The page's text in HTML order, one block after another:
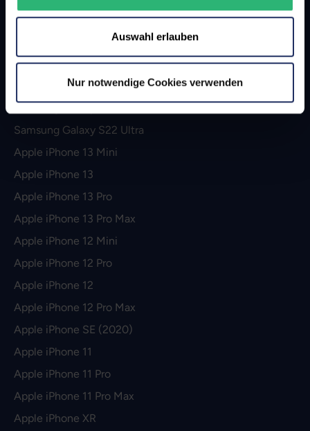
Auswahl erlauben
Nur notwendige Cookies verwenden
Apple iPhone 14 Pro
Apple iPhone 14 Pro Max
Apple iPhone SE (2022)
Samsung Galaxy S22
Samsung Galaxy S22 Plus
Samsung Galaxy S22 Ultra
Apple iPhone 13 Mini
Apple iPhone 13
Apple iPhone 13 Pro
Apple iPhone 13 Pro Max
Apple iPhone 12 Mini
Apple iPhone 12 Pro
Apple iPhone 12
Apple iPhone 12 Pro Max
Apple iPhone SE (2020)
Apple iPhone 11
Apple iPhone 11 Pro
Apple iPhone 11 Pro Max
Apple iPhone XR